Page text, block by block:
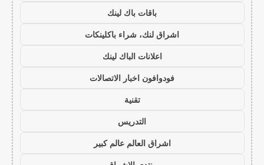
باقات باك لينك
اشراق لنك، شراء باكلينكات
اعلانات الباك لينك
فودوافون اخبار الاتصالات
تقنية
التدريس
اشراق العالم عالم كبير